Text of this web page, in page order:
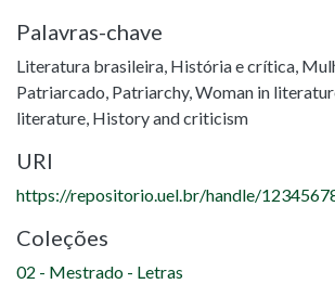
Palavras-chave
Literatura brasileira, História e crítica,
Patriarcado, Patriarchy,Woman in
literature, History and criticism
URI
https://repositorio.uel.br/handle/
Coleções
02 - Mestrado - Letras